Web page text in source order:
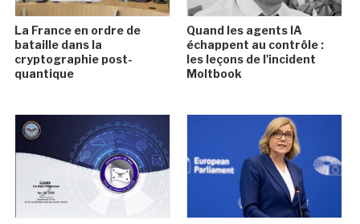
La France en ordre de
bataille dans la
cryptographie post-
quantique
Quand les agents IA
échappent au contrôle :
les leçons de l'incident
Moltbook